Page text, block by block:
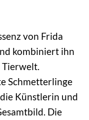
von Frida
kombiniert ihn
Tierwelt.
Schmetterlinge
Künstlerin und
Die